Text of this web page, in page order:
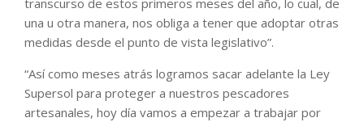
una u otra manera, nos obliga a tener que adoptar otras
medidas desde el punto de vista legislativo”.
“Así como meses atrás logramos sacar adelante la Ley
Supersol para proteger a nuestros pescadores
artesanales, hoy día vamos a empezar a trabajar por